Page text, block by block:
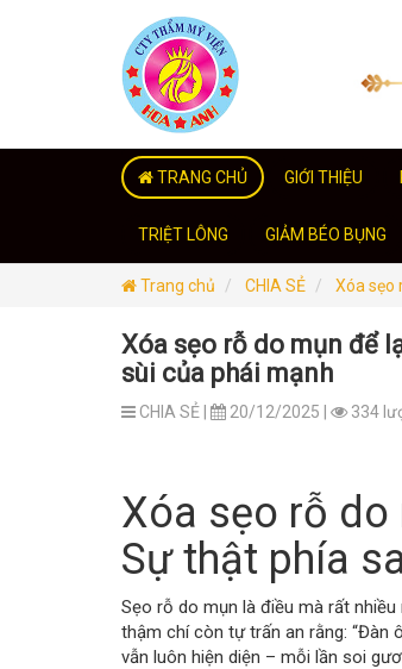
TRANG CHỦ GIỚI THIỆU
TRIỆT LÔNG GIẢM BÉO BỤNG
Trang chủ CHIA SẺ Xóa sẹo
Xóa sẹo rỗ do mụn để
sùi của phái mạnh
CHIA SẺ | 20/12/2025 | 334
Xóa sẹo rỗ do
Sự thật phía
Sẹo rỗ do mụn là điều mà rất
thậm chí còn tự trấn an rằng: “Đàn
vẫn luôn hiện diện – mỗi lần soi